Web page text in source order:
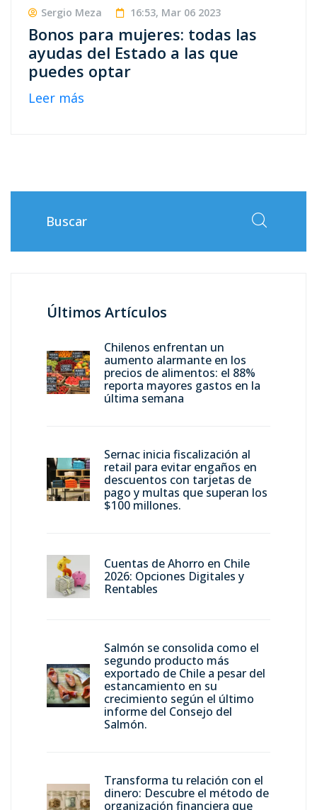
Sergio Meza 16:53, Mar 06 2023
Bonos para mujeres: todas las
ayudas del Estado a las que
puedes optar
Leer más
Últimos Artículos
Chilenos enfrentan un
aumento alarmante en los
precios de alimentos: el 88%
reporta mayores gastos en la
última semana
Sernac inicia fiscalización al
retail para evitar engaños en
descuentos con tarjetas de
pago y multas que superan los
$100 millones.
Cuentas de Ahorro en Chile
2026: Opciones Digitales y
Rentables
Salmón se consolida como el
segundo producto más
exportado de Chile a pesar del
estancamiento en su
crecimiento según el último
informe del Consejo del
Salmón.
Transforma tu relación con el
dinero: Descubre el método de
organización financiera que